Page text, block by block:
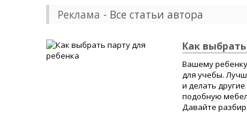
Реклама - Все статьи автора
Как
Вашему
для учебы.
и делать
подобную
Давайте